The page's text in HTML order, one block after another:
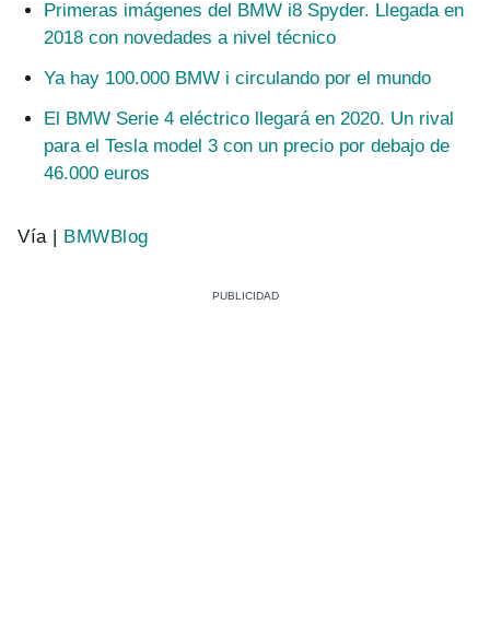
Primeras imágenes del BMW i8 Spyder. Llegada en
2018 con novedades a nivel técnico
Ya hay 100.000 BMW i circulando por el mundo
El BMW Serie 4 eléctrico llegará en 2020. Un rival
para el Tesla model 3 con un precio por debajo de
46.000 euros
Vía | BMWBlog